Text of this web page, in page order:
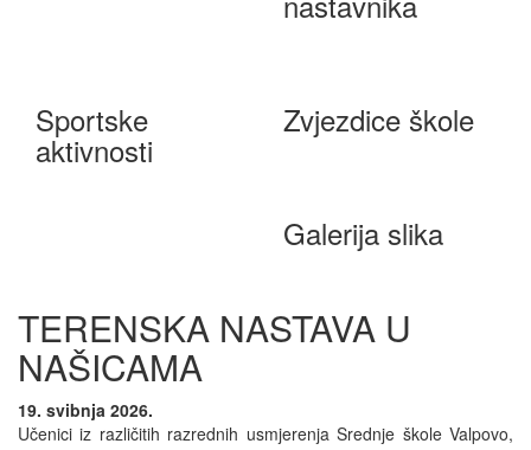
Sportske
aktivnosti
Zvjezdice škole
Galerija slika
TERENSKA NASTAVA U
NAŠICAMA
19. svibnja 2026.
Učenici iz različitih razrednih usmjerenja Srednje škole Valpovo,